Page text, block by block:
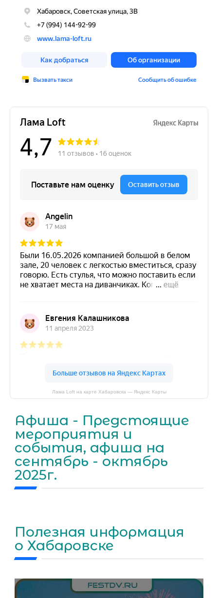
Лама Loft на карте Хабаровска — Яндекс Карты
Афиша - Предстоящие
мероприятия и
события, афиша на
сентябрь - октябрь
2025г.
Полезная информация
о Хабаровске